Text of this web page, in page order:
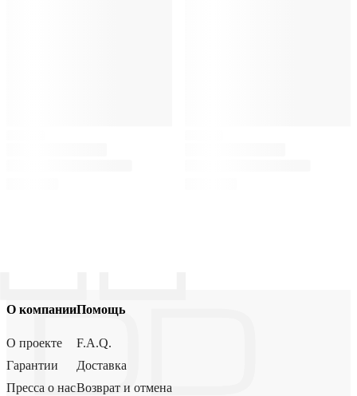
О компании
О проекте
Гарантии
Пресса о нас
Помощь
F.A.Q.
Доставка
Возврат и отмена